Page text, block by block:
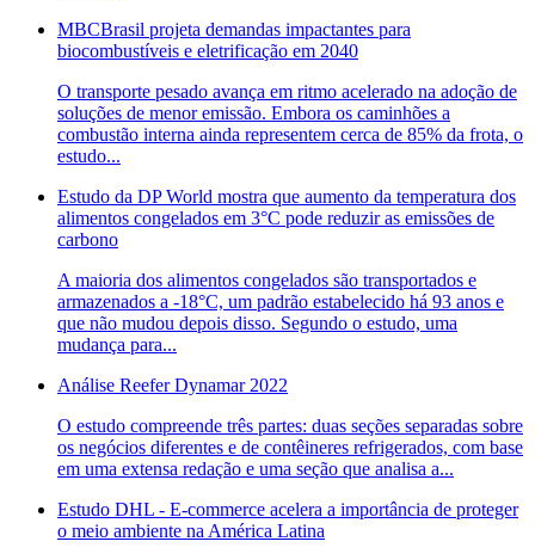
MBCBrasil projeta demandas impactantes para
biocombustíveis e eletrificação em 2040
O transporte pesado avança em ritmo acelerado na adoção de
soluções de menor emissão. Embora os caminhões a
combustão interna ainda representem cerca de 85% da frota, o
estudo...
Estudo da DP World mostra que aumento da temperatura dos
alimentos congelados em 3°C pode reduzir as emissões de
carbono
A maioria dos alimentos congelados são transportados e
armazenados a -18°C, um padrão estabelecido há 93 anos e
que não mudou depois disso. Segundo o estudo, uma
mudança para...
Análise Reefer Dynamar 2022
O estudo compreende três partes: duas seções separadas sobre
os negócios diferentes e de contêineres refrigerados, com base
em uma extensa redação e uma seção que analisa a...
Estudo DHL - E-commerce acelera a importância de proteger
o meio ambiente na América Latina